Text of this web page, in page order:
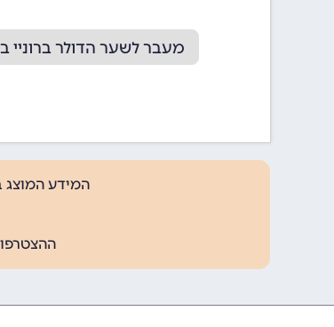
מעבר לשער הדולר ברוניי בחודש
המידע המוצג
ההצטרפות אינה